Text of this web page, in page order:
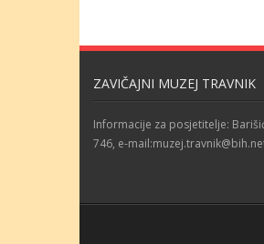
ZAVIČAJNI MUZEJ TRAVNIK
Informacije za posjetitelje:
746, e-